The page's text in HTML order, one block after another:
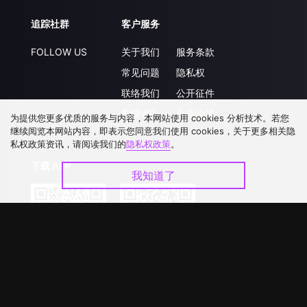
追踪社群
FOLLOW US
客户服务
关于我们
常见问题
联络我们
升级VIP
服务条款
隐私权
公开征件
合作洽談
下载 APP
为提供您更多优质的服务与内容，本网站使用 cookies 分析技术。若您
继续阅览本网站内容，即表示您同意我们使用 cookies，关于更多相关隐
私权政策资讯，请阅读我们的隐私权政策。
我知道了